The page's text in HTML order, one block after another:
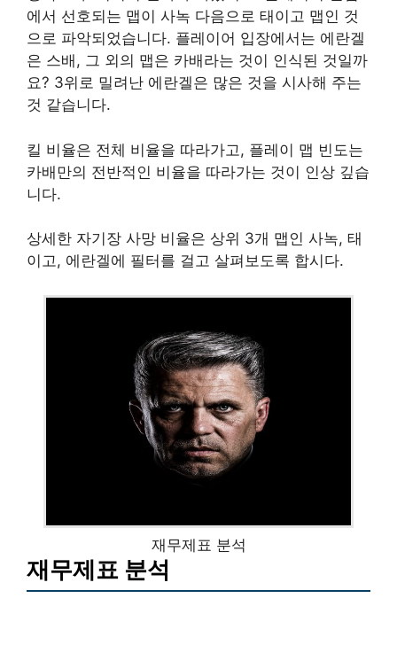
에서 선호되는 맵이 사녹 다음으로 태이고 맵인 것
으로 파악되었습니다. 플레이어 입장에서는 에란겔
은 스배, 그 외의 맵은 카배라는 것이 인식된 것일까
요? 3위로 밀려난 에란겔은 많은 것을 시사해 주는
것 같습니다.
킬 비율은 전체 비율을 따라가고, 플레이 맵 빈도는
카배만의 전반적인 비율을 따라가는 것이 인상 깊습
니다.
상세한 자기장 사망 비율은 상위 3개 맵인 사녹, 태
이고, 에란겔에 필터를 걸고 살펴보도록 합시다.
재무제표 분석
재무제표 분석